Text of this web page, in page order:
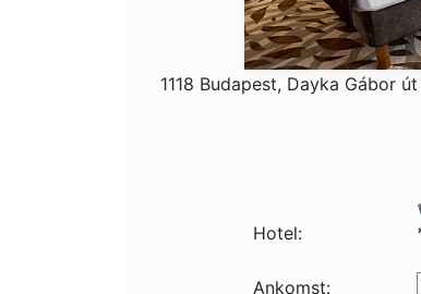
1118 Budapest, Dayka Gábor
Hotel:
Ankomst: